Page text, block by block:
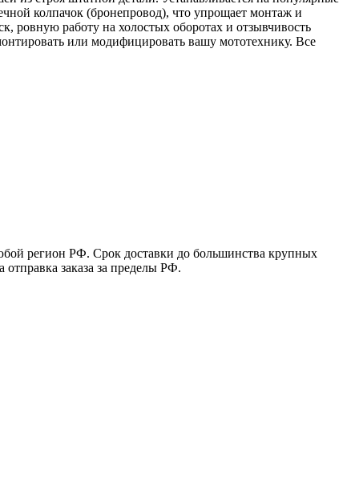
колпачок (бронепровод), что упрощает монтаж и
ровную работу на холостых оборотах и отзывчивость
или модифицировать вашу мототехнику. Все
регион РФ. Срок доставки до большинства крупных
заказа за пределы РФ.